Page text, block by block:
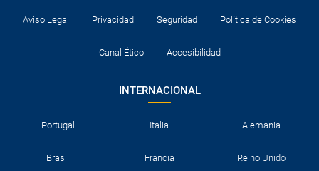
Aviso Legal Privacidad Seguridad Política de Cookies
Canal Ético Accesibilidad
INTERNACIONAL
Portugal Italia Alemania
Brasil Francia Reino Unido